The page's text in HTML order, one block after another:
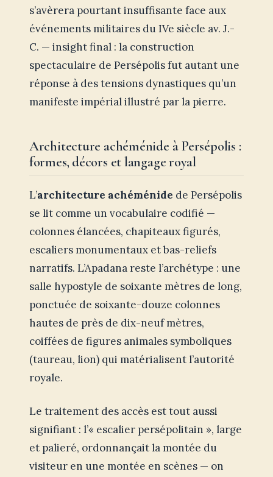
s’avèrera pourtant insuffisante face aux
événements militaires du IVe siècle av. J.-
C. — insight final : la construction
spectaculaire de Persépolis fut autant une
réponse à des tensions dynastiques qu’un
manifeste impérial illustré par la pierre.
Architecture achéménide à Persépolis :
formes, décors et langage royal
L’architecture achéménide de Persépolis
se lit comme un vocabulaire codifié —
colonnes élancées, chapiteaux figurés,
escaliers monumentaux et bas-reliefs
narratifs. L’Apadana reste l’archétype : une
salle hypostyle de soixante mètres de long,
ponctuée de soixante-douze colonnes
hautes de près de dix-neuf mètres,
coiffées de figures animales symboliques
(taureau, lion) qui matérialisent l’autorité
royale.
Le traitement des accès est tout aussi
signifiant : l’« escalier persépolitain », large
et palieré, ordonnançait la montée du
visiteur en une montée en scènes — on